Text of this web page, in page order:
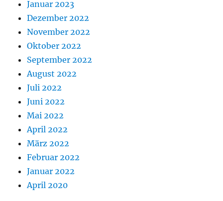
Januar 2023
Dezember 2022
November 2022
Oktober 2022
September 2022
August 2022
Juli 2022
Juni 2022
Mai 2022
April 2022
März 2022
Februar 2022
Januar 2022
April 2020